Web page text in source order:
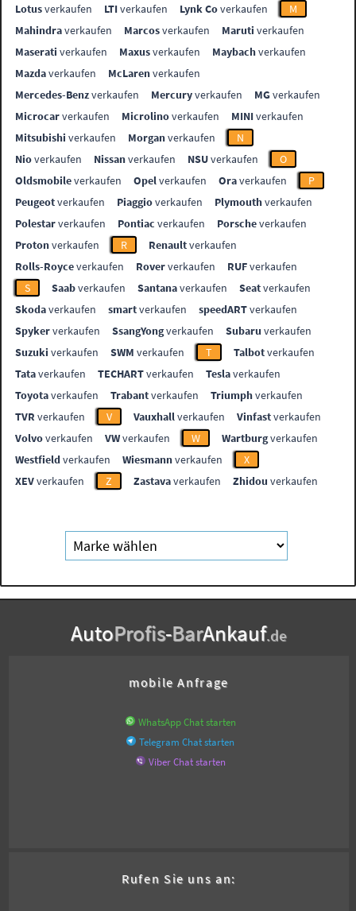
Lotusverkaufen LTIverkaufen Lynk Coverkaufen
M
Mahindraverkaufen Marcosverkaufen Maruti verkaufen
Maserati verkaufen Maxusverkaufen Maybachverkaufen
Mazdaverkaufen McLarenverkaufen
Mercedes-Benzverkaufen Mercuryverkaufen MGverkaufen
Microcarverkaufen Microlinoverkaufen MINIverkaufen
Mitsubishi verkaufen Morganverkaufen
N
Nioverkaufen Nissanverkaufen NSUverkaufen
O
Oldsmobileverkaufen Opelverkaufen Oraverkaufen
P
Peugeotverkaufen Piaggioverkaufen Plymouthverkaufen
Polestarverkaufen Pontiac verkaufen Porscheverkaufen
Protonverkaufen R Renaultverkaufen
Rolls-Royceverkaufen Roververkaufen RUFverkaufen
S
Saabverkaufen Santanaverkaufen Seatverkaufen
Skodaverkaufen smartverkaufen speedARTverkaufen
Spykerverkaufen SsangYongverkaufen Subaru verkaufen
Suzuki verkaufen SWM verkaufen T Talbotverkaufen
Tataverkaufen TECHARTverkaufen Teslaverkaufen
Toyotaverkaufen Trabantverkaufen Triumphverkaufen
TVR verkaufen V Vauxhallverkaufen Vinfastverkaufen
Volvoverkaufen VWverkaufen W Wartburgverkaufen
Westfieldverkaufen Wiesmannverkaufen
X
XEVverkaufen Z Zastavaverkaufen Zhidou verkaufen
AutoProfis-BarAnkauf.de
mobile Anfrage
WhatsApp Chat starten
Telegram Chat starten
Viber Chat starten
Rufen Sie uns an: